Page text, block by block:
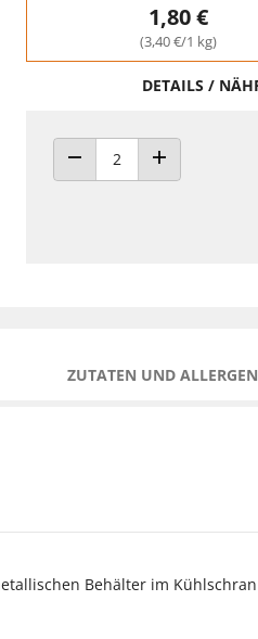
1,80 €
(3,40 €/1 kg)
DETAILS /
ANZAHL VERRINGERN
ANZAHL
ZUTATEN UND
Behälter im